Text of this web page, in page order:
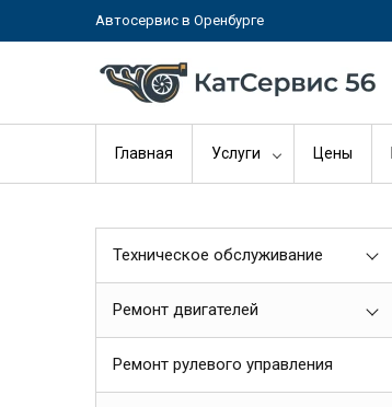
Автосервис в Оренбурге
Главная Услуги Цены
Техническое обслуживание
Ремонт двигателей
Ремонт рулевого управления